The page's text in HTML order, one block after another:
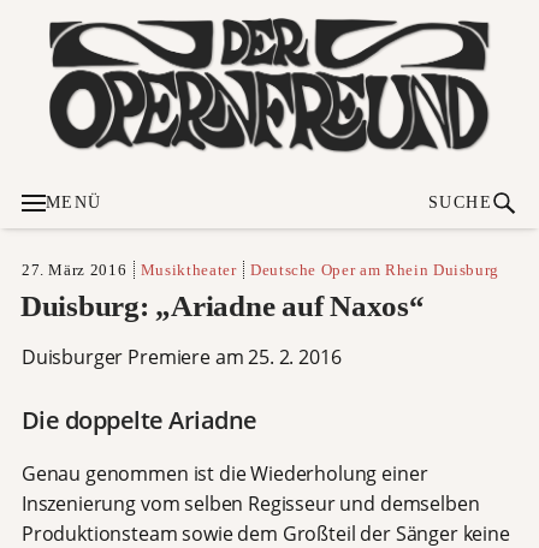
MENÜ SUCHE
27. März 2016 Musiktheater Deutsche Oper am Rhein Duisburg
Duisburg: „Ariadne auf Naxos“
Duisburger Premiere am 25. 2. 2016
Die doppelte Ariadne
Genau genommen ist die Wiederholung einer
Inszenierung vom selben Regisseur und demselben
Produktionsteam sowie dem Großteil der Sänger keine